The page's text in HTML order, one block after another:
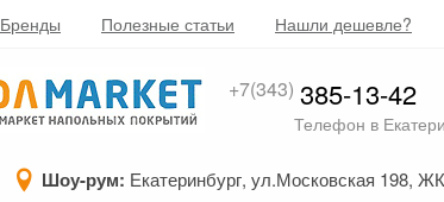
Бренды Полезные статьи Нашли дешевле?
+7(343) 385-13-42
Телефон в
Шоу-рум: Екатеринбург, ул.Московская 198,